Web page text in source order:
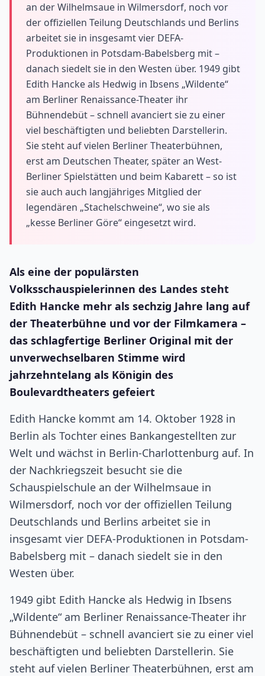
an der Wilhelmsaue in Wilmersdorf, noch vor
der offiziellen Teilung Deutschlands und Berlins
arbeitet sie in insgesamt vier DEFA-
Produktionen in Potsdam-Babelsberg mit –
danach siedelt sie in den Westen über. 1949 gibt
Edith Hancke als Hedwig in Ibsens „Wildente“
am Berliner Renaissance-Theater ihr
Bühnendebüt – schnell avanciert sie zu einer
viel beschäftigten und beliebten Darstellerin.
Sie steht auf vielen Berliner Theaterbühnen,
erst am Deutschen Theater, später an West-
Berliner Spielstätten und beim Kabarett – so ist
sie auch auch langjähriges Mitglied der
legendären „Stachelschweine“, wo sie als
„kesse Berliner Göre“ eingesetzt wird.
Als eine der populärsten
Volksschauspielerinnen des Landes steht
Edith Hancke mehr als sechzig Jahre lang auf
der Theaterbühne und vor der Filmkamera –
das schlagfertige Berliner Original mit der
unverwechselbaren Stimme wird
jahrzehntelang als Königin des
Boulevardtheaters gefeiert
Edith Hancke kommt am 14. Oktober 1928 in
Berlin als Tochter eines Bankangestellten zur
Welt und wächst in Berlin-Charlottenburg auf. In
der Nachkriegszeit besucht sie die
Schauspielschule an der Wilhelmsaue in
Wilmersdorf, noch vor der offiziellen Teilung
Deutschlands und Berlins arbeitet sie in
insgesamt vier DEFA-Produktionen in Potsdam-
Babelsberg mit – danach siedelt sie in den
Westen über.
1949 gibt Edith Hancke als Hedwig in Ibsens
„Wildente“ am Berliner Renaissance-Theater ihr
Bühnendebüt – schnell avanciert sie zu einer viel
beschäftigten und beliebten Darstellerin. Sie
steht auf vielen Berliner Theaterbühnen, erst am